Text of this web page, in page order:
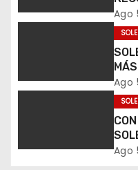
i
LA
Ago
Ago
Ago